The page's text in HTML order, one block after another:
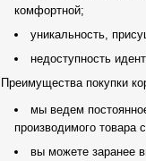
комфортной;
уникальность,
недоступность
Преимущества покупки
мы ведем
производимого товара
вы можете заранее